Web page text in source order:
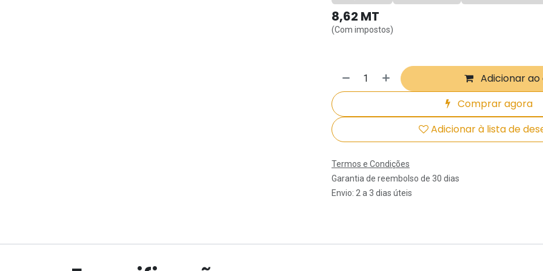
8,62 MT
(Com impostos)
Adicionar
Comprar agora
Adicionar à lista de
Termos e Condições
Garantia de reembolso de 30 dias
Envio: 2 a 3 dias úteis